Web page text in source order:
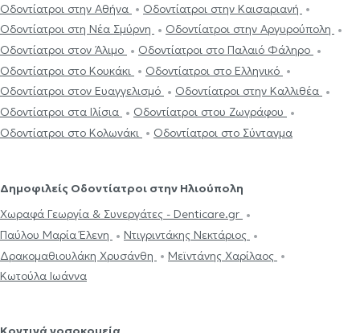
Οδοντίατροι στην Αθήνα
Οδοντίατροι στην Καισαριανή
Οδοντίατροι στη Νέα Σμύρνη
Οδοντίατροι στην Αργυρούπολη
Οδοντίατροι στον Άλιμο
Οδοντίατροι στο Παλαιό Φάληρο
Οδοντίατροι στο Κουκάκι
Οδοντίατροι στο Ελληνικό
Οδοντίατροι στον Ευαγγελισμό
Οδοντίατροι στην Καλλιθέα
Οδοντίατροι στα Ιλίσια
Οδοντίατροι στου Ζωγράφου
Οδοντίατροι στο Κολωνάκι
Οδοντίατροι στο Σύνταγμα
Δημοφιλείς Οδοντίατροι στην Ηλιούπολη
Χωραφά Γεωργία & Συνεργάτες - Denticare.gr
Παύλου Μαρία Έλενη
Ντιγριντάκης Νεκτάριος
Δρακομαθιουλάκη Χρυσάνθη
Μεϊντάνης Χαρίλαος
Κωτούλα Ιωάννα